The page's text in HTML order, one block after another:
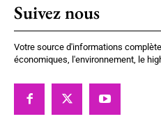
Suivez nous
Votre source d'informations
économiques, l'environnement, le